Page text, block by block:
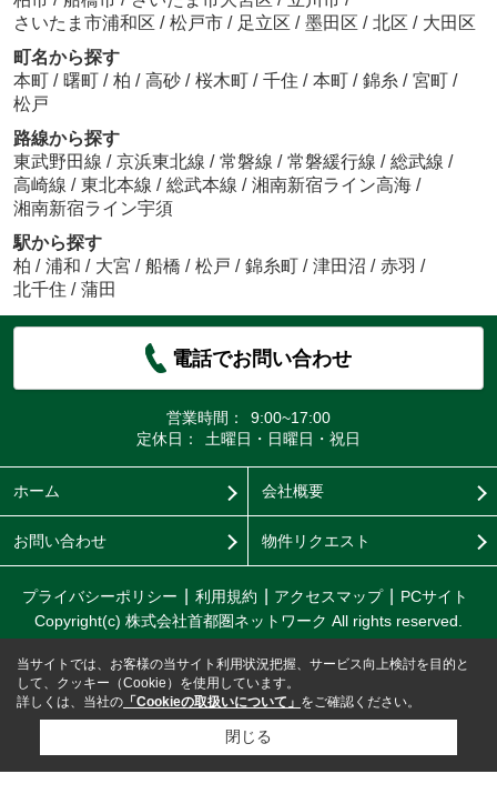
さいたま市浦和区 / 松戸市 / 足立区 / 墨田区 / 北区 / 大田区
町名から探す
本町 / 曙町 / 柏 / 高砂 / 桜木町 / 千住 / 本町 / 錦糸 / 宮町 /
松戸
路線から探す
東武野田線 / 京浜東北線 / 常磐線 / 常磐緩行線 / 総武線 /
高崎線 / 東北本線 / 総武本線 / 湘南新宿ライン高海 /
湘南新宿ライン宇須
駅から探す
柏 / 浦和 / 大宮 / 船橋 / 松戸 / 錦糸町 / 津田沼 / 赤羽 /
北千住 / 蒲田
電話でお問い合わせ
営業時間：
9:00~17:00
定休日：
土曜日・日曜日・祝日
ホーム 会社概要
お問い合わせ 物件リクエスト
プライバシーポリシー 利用規約 アクセスマップ
PCサイト
Copyright(c) 株式会社首都圏ネットワーク All rights reserved.
当サイトでは、お客様の当サイト利用状況把握、サービス向上検討を目的と
して、クッキー（Cookie）を使用しています。
詳しくは、当社の 「Cookieの取扱いについて」 をご確認ください。
閉じる